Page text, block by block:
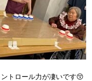
トロール力が凄いです😚